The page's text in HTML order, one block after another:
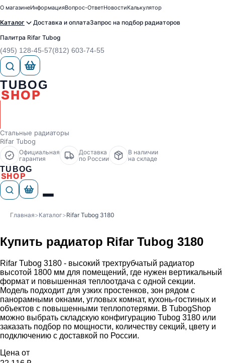
О магазинеИнформацияВопрос-ОтветНовостиКалькулятор
Каталог Доставка и оплатаЗапрос на подбор радиаторов
Палитра Rifar Tubog
(495) 128-45-57(812) 603-74-55
TUBOG
SHOP
Стальные радиаторы
Rifar Tubog
Официальная
гарантия
Доставка
по России
В наличии
на складе
TUBOG
SHOP
Главная>Каталог>Rifar Tubog 3180
Купить радиатор Rifar Tubog 3180
Rifar Tubog 3180 - высокий трехтрубчатый радиатор
высотой 1800 мм для помещений, где нужен вертикальный
формат и повышенная теплоотдача с одной секции.
Модель подходит для узких простенков, зон рядом с
панорамными окнами, угловых комнат, кухонь-гостиных и
объектов с повышенными теплопотерями. В TubogShop
можно выбрать складскую конфигурацию Tubog 3180 или
заказать подбор по мощности, количеству секций, цвету и
подключению с доставкой по России.
Цена от